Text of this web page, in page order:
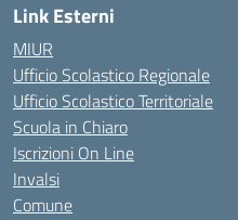
Link Esterni
MIUR
Ufficio Scolastico Regionale
Ufficio Scolastico Territoriale
Scuola in Chiaro
Iscrizioni On Line
Invalsi
Comune